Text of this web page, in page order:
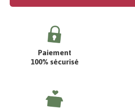
Paiement
100% sécurisé